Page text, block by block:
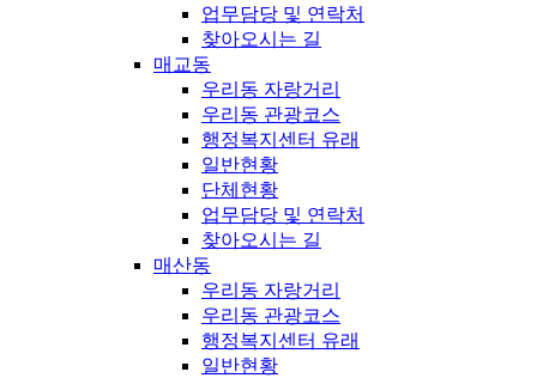
업무담당 및 연락처
찾아오시는 길
매교동
우리동 자랑거리
우리동 관광코스
행정복지센터 유래
일반현황
단체현황
업무담당 및 연락처
찾아오시는 길
매산동
우리동 자랑거리
우리동 관광코스
행정복지센터 유래
일반현황